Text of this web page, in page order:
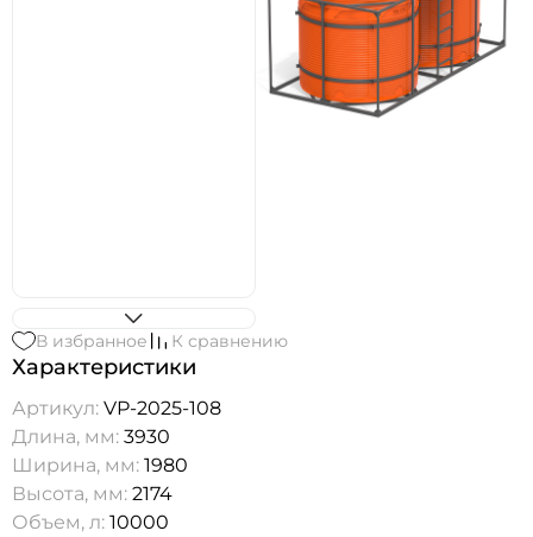
В избранное К сравнению
Характеристики
Артикул: VP-2025-108
Длина, мм: 3930
Ширина, мм: 1980
Высота, мм: 2174
Объем, л: 10000